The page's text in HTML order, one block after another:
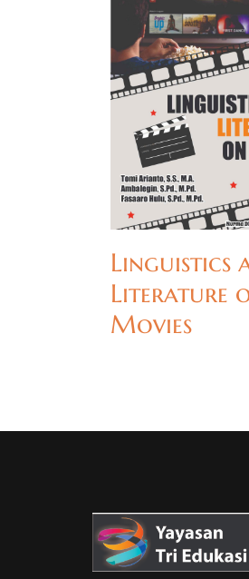
Linguistics
Literature
Movies